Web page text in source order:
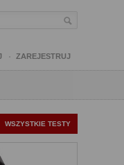
ZAREJESTRUJ
WSZYSTKIE TESTY